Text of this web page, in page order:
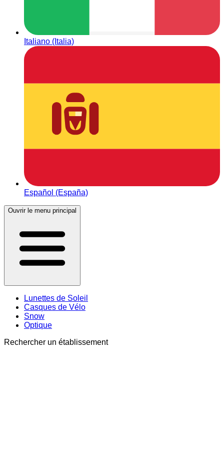
Italiano (Italia)
Español (España)
Ouvrir le menu principal
Lunettes de Soleil
Casques de Vélo
Snow
Optique
Rechercher un établissement